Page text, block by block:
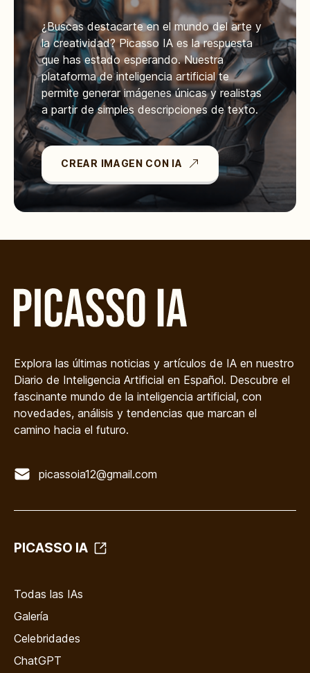
¿Buscas destacarte en el mundo del arte y
la creatividad? Picasso IA es la respuesta
que has estado esperando. Nuestra
plataforma de inteligencia artificial te
permite generar imágenes únicas y realistas
a partir de simples descripciones de texto.
CREAR IMAGEN CON IA
Explora las últimas noticias y artículos de IA en nuestro
Diario de Inteligencia Artificial en Español. Descubre el
fascinante mundo de la inteligencia artificial, con
novedades, análisis y tendencias que marcan el
camino hacia el futuro.
picassoia12@gmail.com
PICASSO IA
Todas las IAs
Galería
Celebridades
ChatGPT